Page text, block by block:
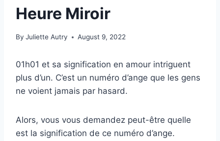
Heure Miroir
By Juliette Autry August 9, 2022
01h01 et sa signification en amour intriguent
plus d’un. C’est un numéro d’ange que les gens
ne voient jamais par hasard.
Alors, vous vous demandez peut-être quelle
est la signification de ce numéro d’ange.